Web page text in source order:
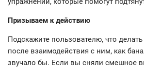
Призываем к действию
Подскажите пользователю, что
после взаимодействия с ним, как
звучало бы. Если вы сняли смешное